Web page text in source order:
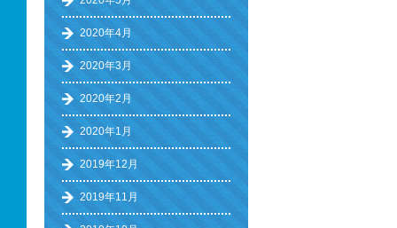
2020年4月
2020年3月
2020年2月
2020年1月
2019年12月
2019年11月